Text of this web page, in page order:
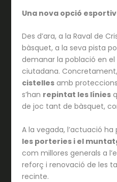
Una nova opció
Des d’ara, a la Raval de
bàsquet, a la seva pista
demanar la població en
ciutadana. Concretament,
cistellesamb
s’han repintat les línies
de joc tant de bàsquet,
A la vegada, l’actuació ha
les porteries i el
com millores generals a
reforç i renovació de les
recinte.